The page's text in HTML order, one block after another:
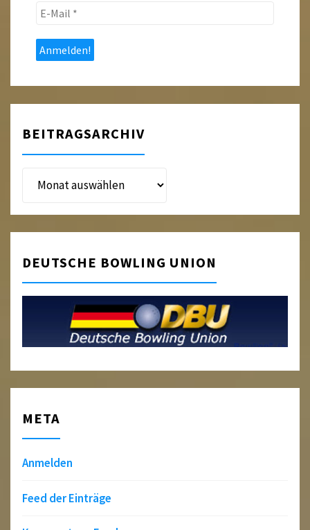
E-
*
BEITRAGSARCHIV
Beitragsarchiv
DEUTSCHE BOWLING UNION
META
Anmelden
Feed der Einträge